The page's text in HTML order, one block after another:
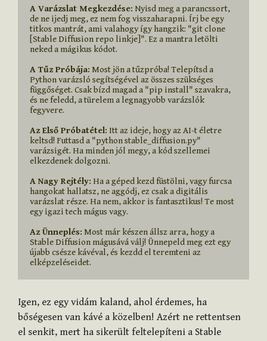
A Varázslat Megkezdése: Nyisd meg a parancssort,
de ne ijedj meg, ez nem fog visszaharapni. Írj be egy
titkos mantrát, ami valahogy így hangzik: "git clone
[Stable Diffusion repo linkje]". Ez a mantra letölti
A Tűz Próbája: Most jön a tűzpróba! Telepítsd a
Python varázsló segítségével az összes szükséges
függőséget. Csak bízd magad a "pip install" szavakra,
és ne feledd, a türelem a legnagyobb varázslók
fegyvere.
Az Első Próbatétel: Itt az ideje, hogy az AI-t életre
keltsd! Futtasd a "python stable_diffusion.py"
varázsigét. Ha minden jól megy, a kód szellemei
A Nagy Rejtély: Ha a géped kezd füstölni, vagy furcsa
hangokat hallatsz, ne aggódj, ez csak a digitális
varázslat része. Ha nem, akkor is fantasztikus! Te most
egy igazi tech mágus vagy.
Az Ünneplés: Most már készen állsz arra, hogy a
Stable Diffusion mágusává válj! Ünnepeld meg ezt egy
újabb csésze kávéval, és kezdd el teremteni az
elképzeléseidet.
Igen, ez egy vidám kaland, ahol érdemes, ha
bőségesen van kávé a közelben! Azért ne rettentsen
el senkit, mert ha sikerült feltelepíteni a Stable